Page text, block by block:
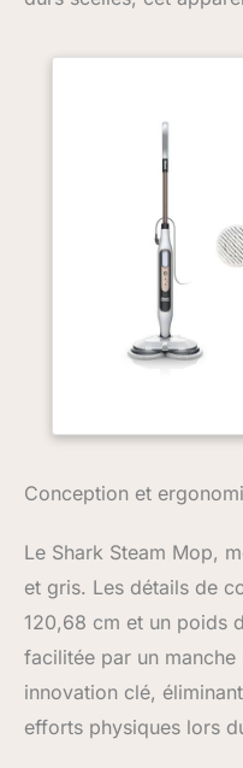
Conception et
Le Shark Steam Mop,
et gris. Les détails de
120,68 cm et un poids
facilitée par un
innovation clé,
efforts physiques lors